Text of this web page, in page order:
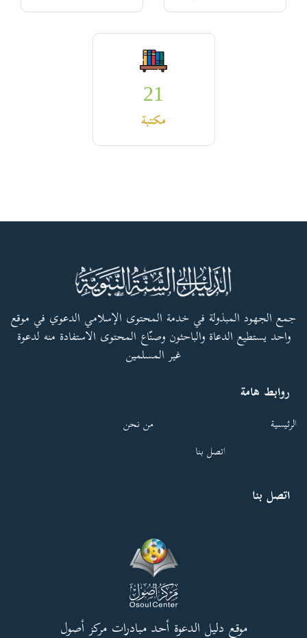
21
مكتبة
جمع الجهود المبذولة في خدمة المحتوى الإسلامي الدعوي في موقع
واحد يستطيع الدعاة والباحثون وصنّاع المحتوى الاستفادة منه لدعوة
غير المسلمين
روابط هامة
الرئيسية
من نحن
اتصل بنا
اتصل بنا
موقع دليل الدعوة أحد مبادرات مركز أصول